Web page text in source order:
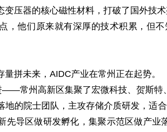
压器的核心磁性材料，打破了国外技术
他们原来就有深厚的技术积累，但不
拼未来，AIDC产业在常州正在起势。
常州高新区集聚了宏微科技、贺斯特
地的院士团队，主攻存储介质研发，适
先导区做研发孵化，集聚示范区做产